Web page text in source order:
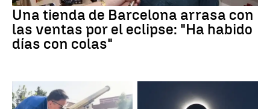
Una tienda de Barcelona arrasa con
las ventas por el eclipse: "Ha habido
días con colas"